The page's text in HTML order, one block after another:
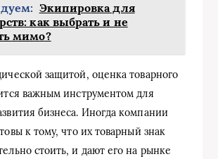
Экипировка для
как выбрать и не
мимо?
защитой, оценка товарного
важным инструментом для
бизнеса. Иногда компании
к тому, что их товарный знак
стоить, и дают его на рынке